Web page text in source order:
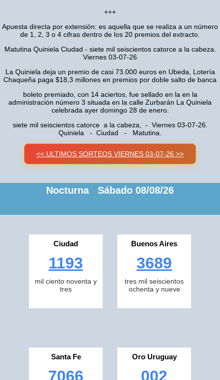
+++
Apuesta directa por extensión: es aquella que se realiza a un número
de 1, 2, 3 o 4 cifras dentro de los 20 premios del extracto.
Matutina Quiniela Ciudad - siete mil seiscientos catorce a la cabeza.
Viernes 03-07-26
La Quiniela deja un premio de casi 73.000 euros en Ubeda, Lotería
Chaqueña paga $18,3 millones en premios por doble salto de banca
boleto premiado, con 14 aciertos, fue sellado en la en la
administración número 3 situada en la calle Zurbarán La Quiniela
celebrada ayer domingo 28 de enero.
siete mil seiscientos catorce a la cabeza, - Viernes 03-07-26.
Quiniela - Ciudad - Matutina.
<< ULTIMOS SORTEOS VIERNES 03-07-26 >>
Nocturna Sábado 08/08/26
Ciudad
1193
mil ciento noventa y
tres
Buenos Aires
3689
tres mil seiscientos
ochenta y nueve
Santa Fe
7066
Oro Uruguay
002